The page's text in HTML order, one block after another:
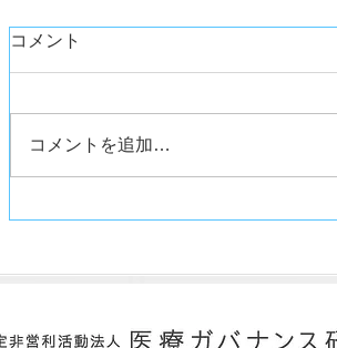
コメント
コメントを追加…